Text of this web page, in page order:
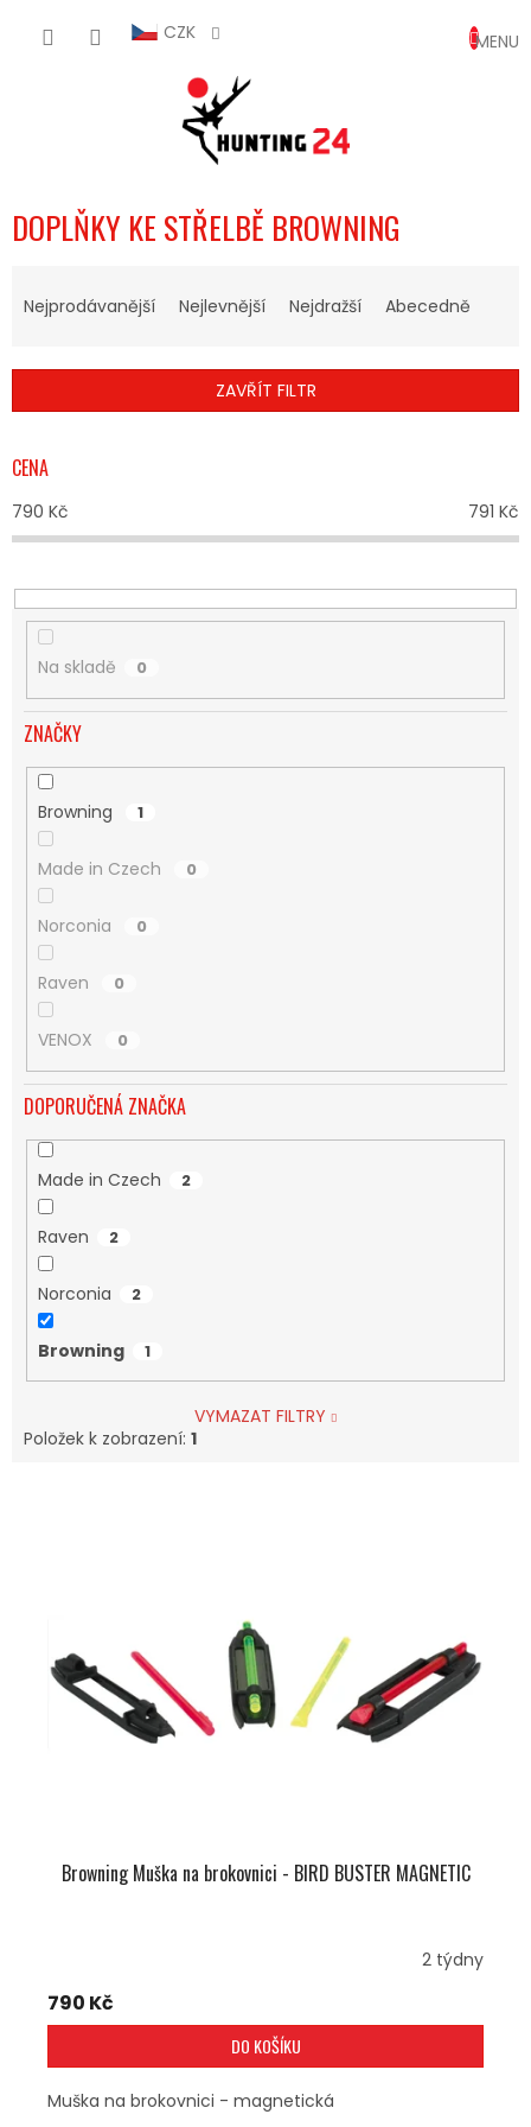
CZK
KOŠÍK
DOPLŇKY KE STŘELBĚ BROWNING
N
Í
R
O
D
U
T
Ů
Nejprodávanější Nejlevnější Nejdražší Abecedně
ZAVŘÍT FILTR
CENA
790 Kč 791 Kč
Na skladě 0
ZNAČKY
Browning 1
Made in Czech 0
Norconia 0
Raven 0
VENOX 0
DOPORUČENÁ ZNAČKA
Made in Czech 2
Raven 2
Norconia 2
Browning 1
VYMAZAT FILTRY
Položek k zobrazení: 1
Browning Muška na brokovnici - BIRD BUSTER MAGNETIC
2 týdny
790 Kč
DO KOŠÍKU
Muška na brokovnici - magnetická